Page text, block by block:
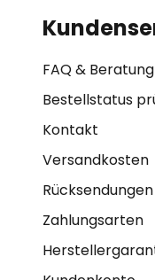
FAQ & Beratung
Bestellstatus
Kontakt
Versandkosten
Rücksendungen
Zahlungsarten